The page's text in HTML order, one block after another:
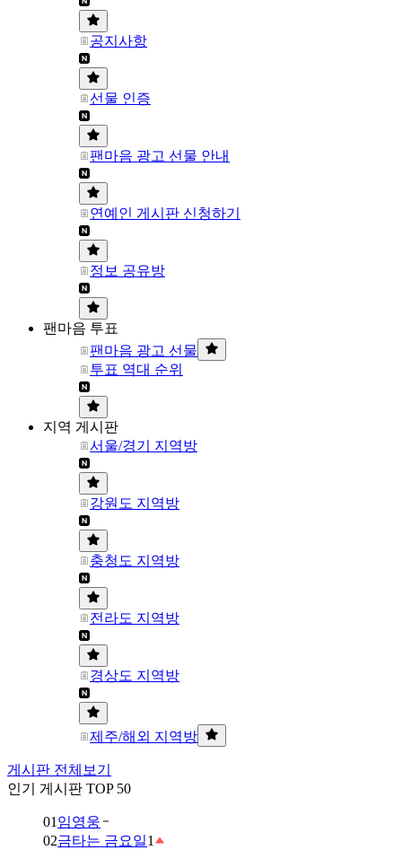
공지사항
선물 인증
팬마음 광고 선물 안내
연예인 게시판 신청하기
정보 공유방
팬마음 투표
팬마음 광고 선물
투표 역대 순위
지역 게시판
서울/경기 지역방
강원도 지역방
충청도 지역방
전라도 지역방
경상도 지역방
제주/해외 지역방
게시판 전체보기
인기 게시판 TOP 50
01 임영웅
02금타는 금요일1